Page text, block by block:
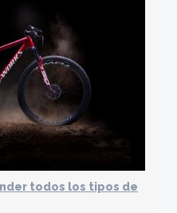
todos los tipos de